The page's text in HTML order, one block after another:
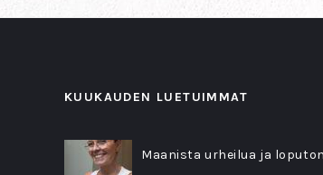
KUUKAUDEN LUETUIMMAT
Maanista urheilua ja